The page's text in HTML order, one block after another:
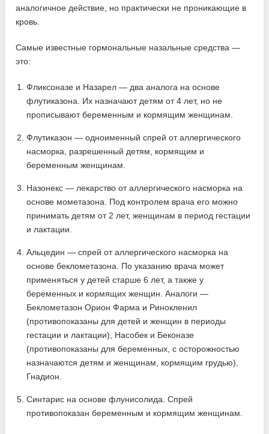
аналогичное действие, но практически не проникающие в
кровь.
Самые известные гормональные назальные средства —
это:
Фликсоназе и Назарел — два аналога на основе
флутиказона. Их назначают детям от 4 лет, но не
прописывают беременным и кормящим женщинам.
Флутиказон — одноименный спрей от аллергического
насморка, разрешенный детям, кормящим и
беременным женщинам.
Назонекс — лекарство от аллергического насморка на
основе мометазона. Под контролем врача его можно
принимать детям от 2 лет, женщинам в период гестации
и лактации.
Альцедин — спрей от аллергического насморка на
основе беклометазона. По указанию врача может
применяться у детей старше 6 лет, а также у
беременных и кормящих женщин. Аналоги —
Беклометазон Орион Фарма и Ринокленил
(противопоказаны для детей и женщин в периоды
гестации и лактации), Насобек и Беконазе
(противопоказаны для беременных, с осторожностью
назначаются детям и женщинам, кормящим грудью),
Гнадион.
Синтарис на основе флунисолида. Спрей
противопоказан беременным и кормящим женщинам.